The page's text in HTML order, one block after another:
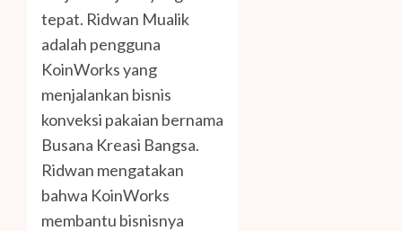
tepat. Ridwan Mualik
adalah pengguna
KoinWorks yang
menjalankan bisnis
konveksi pakaian bernama
Busana Kreasi Bangsa.
Ridwan mengatakan
bahwa KoinWorks
membantu bisnisnya